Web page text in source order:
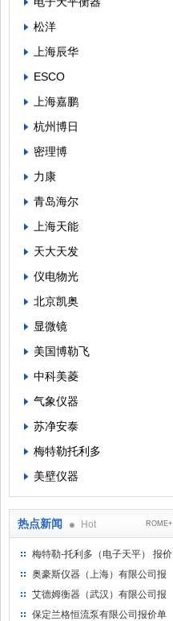
松洋
上海辰华
ESCO
上海嘉鹏
杭州博日
密理博
力康
青岛海尔
上海天能
天大天发
仪电物光
北京凯奥
显微镜
美国博勒飞
中科美菱
气象仪器
苏净安泰
梅特勒托利多
美壁仪器
热点新闻 Hot ROME+
梅特勒-托利多（电子天平） 报价
单
奥豪斯仪器（上海）有限公司报
价单
艾德姆衡器（武汉）有限公司报
价单
保定兰格恒流泵有限公司报价单